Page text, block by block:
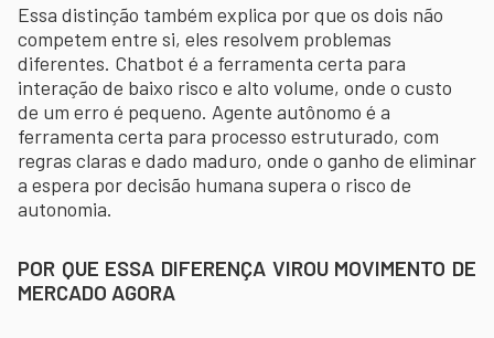
Essa distinção também explica por que os dois não
competem entre si, eles resolvem problemas
diferentes. Chatbot é a ferramenta certa para
interação de baixo risco e alto volume, onde o custo
de um erro é pequeno. Agente autônomo é a
ferramenta certa para processo estruturado, com
regras claras e dado maduro, onde o ganho de eliminar
a espera por decisão humana supera o risco de
autonomia.
POR QUE ESSA DIFERENÇA VIROU MOVIMENTO DE
MERCADO AGORA